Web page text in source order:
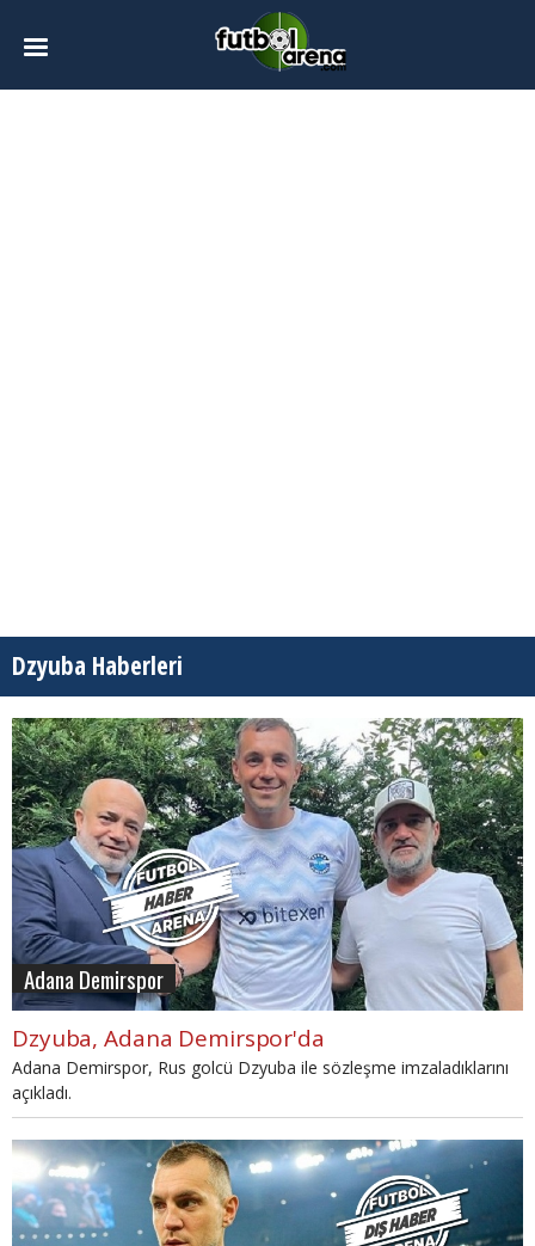
Dzyuba Haberleri
Adana Demirspor
Dzyuba, Adana Demirspor'da
Adana Demirspor, Rus golcü Dzyuba ile sözleşme imzaladıklarını
açıkladı.